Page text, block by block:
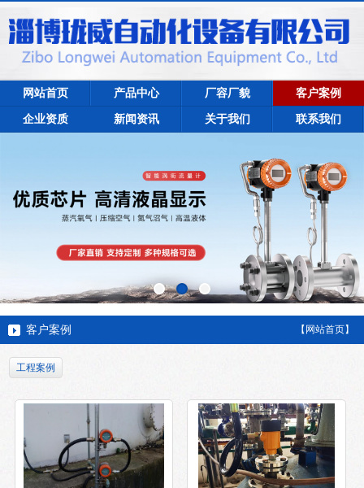
网站首页 产品中心 厂容厂貌 客户案例
企业资质 新闻资讯 关于我们 联系我们
客户案例 【网站首页】
工程案例